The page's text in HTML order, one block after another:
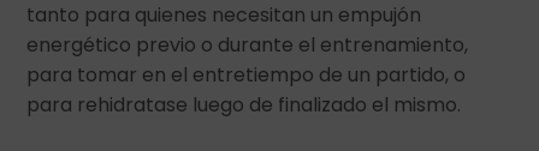
tanto para quienes necesitan un empujón
energético previo o durante el entrenamiento,
para tomar en el entretiempo de un partido, o
para rehidratase luego de finalizado el mismo.